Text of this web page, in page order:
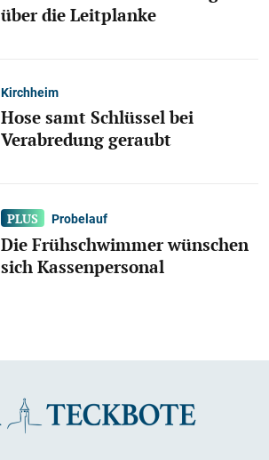
über die Leitplanke
Kirchheim
Hose samt Schlüssel bei
Verabredung geraubt
Probelauf
Die Frühschwimmer wünschen
sich Kassenpersonal